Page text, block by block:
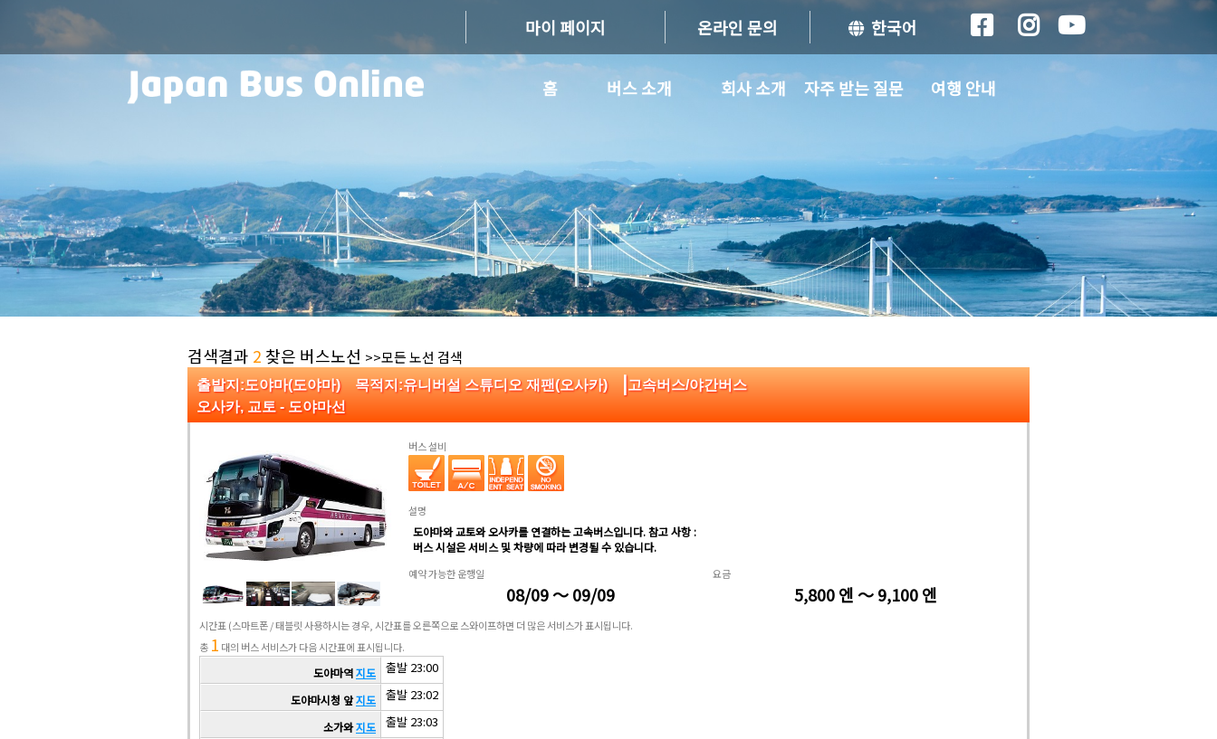
마이 페이지 온라인 문의 한국어
홈 버스 소개 회사 소개 자주 받는 질문 여행 안내
검색결과 2 찾은 버스노선 >>모든 노선 검색
출발지:도야마(도야마) 목적지:유니버설 스튜디오 재팬(오사카) |고속버스/야간버스
오사카, 교토 - 도야마선
버스 설비
설명
도야마와 교토와 오사카를 연결하는 고속버스입니다. 참고 사항 :
버스 시설은 서비스 및 차량에 따라 변경될 수 있습니다.
예약 가능한 운행일
08/09 ～ 09/09
요금
5,800 엔 ～ 9,100 엔
시간표(스마트폰 / 태블릿 사용하시는 경우, 시간표를 오른쪽으로 스와이프하면 더 많은 서비스가 표시됩니다.
총 1 대의 버스 서비스가 다음 시간표에 표시됩니다.
도야마역지도 출발 23:00
도야마시청 앞지도 출발 23:02
소가와지도 출발 23:03